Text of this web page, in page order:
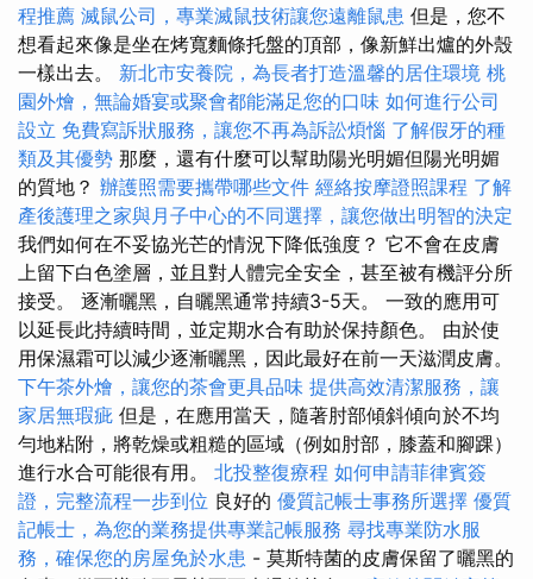
程推薦 滅鼠公司，專業滅鼠技術讓您遠離鼠患 但是，您不
想看起來像是坐在烤寬麵條托盤的頂部，像新鮮出爐的外殼
一樣出去。 新北市安養院，為長者打造溫馨的居住環境 桃
園外燴，無論婚宴或聚會都能滿足您的口味 如何進行公司
設立 免費寫訴狀服務，讓您不再為訴訟煩惱 了解假牙的種
類及其優勢 那麼，還有什麼可以幫助陽光明媚但陽光明媚
的質地？ 辦護照需要攜帶哪些文件 經絡按摩證照課程 了解
產後護理之家與月子中心的不同選擇，讓您做出明智的決定
我們如何在不妥協光芒的情況下降低強度？ 它不會在皮膚
上留下白色塗層，並且對人體完全安全，甚至被有機評分所
接受。 逐漸曬黑，自曬黑通常持續3-5天。 一致的應用可
以延長此持續時間，並定期水合有助於保持顏色。 由於使
用保濕霜可以減少逐漸曬黑，因此最好在前一天滋潤皮膚。
下午茶外燴，讓您的茶會更具品味 提供高效清潔服務，讓
家居無瑕疵 但是，在應用當天，隨著肘部傾斜傾向於不均
勻地粘附，將乾燥或粗糙的區域（例如肘部，膝蓋和腳踝）
進行水合可能很有用。 北投整復療程 如何申請菲律賓簽
證，完整流程一步到位 良好的 優質記帳士事務所選擇 優質
記帳士，為您的業務提供專業記帳服務 尋找專業防水服
務，確保您的房屋免於水患 - 莫斯特菌的皮膚保留了曬黑的